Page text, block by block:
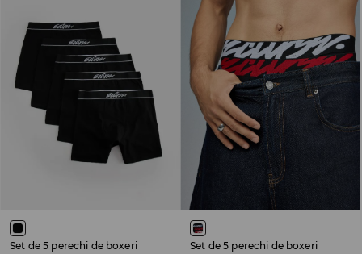
Set de 5 perechi de boxeri Set de 5 perechi de boxeri